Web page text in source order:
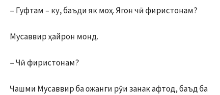
– Гуфтам – ку, баъди як моҳ. Ягон чӣ фиристонам?
Мусаввир ҳайрон монд.
– Чӣ фиристонам?
Чашми Мусаввир ба ожанги рӯи занак афтод, баъд ба